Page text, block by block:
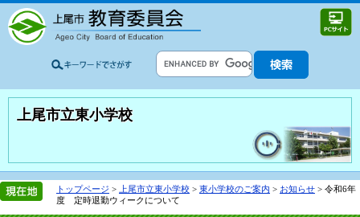
上尾市立東小学校
トップページ > 上尾市立東小学校 > 東小学校のご案内 > お知らせ > 令和6年
度 定時退勤ウィークについて